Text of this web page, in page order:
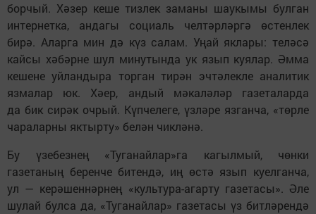
борчый. Хәзер кеше тизлек заманы шаукымы булган
интернетка, андагы социаль челтәрләргә өстенлек
бирә. Аларга мин дә күз салам. Уңай яклары: теләсә
кайсы хәбәрне шул минутында ук язып куялар. Әмма
кешене уйландыра торган тирән эчтәлекле аналитик
язмалар юк. Хәер, андый мәкаләләр газеталарда
да бик сирәк очрый. Күпчелеге, үзләре язганча, «төрле
чараларны яктырту» белән чикләнә.
Бу үзебезнең «Туганайлар»га кагылмый, чөнки
газетаның беренче битендә, иң өстә язып куелганча,
ул — керәшеннәрнең «культура-агарту газетасы». Әле
шулай булса да, «Туганайлар» газетасы үз битләрендә